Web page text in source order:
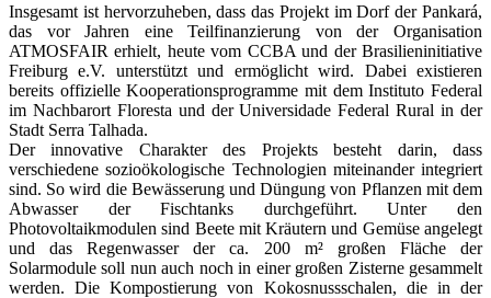
Insgesamt ist hervorzuheben, dass das Projekt im Dorf der Pankará,
das vor Jahren eine Teilfinanzierung von der Organisation
ATMOSFAIR erhielt, heute vom CCBA und der Brasilieninitiative
Freiburg e.V. unterstützt und ermöglicht wird. Dabei existieren
bereits offizielle Kooperationsprogramme mit dem Instituto Federal
im Nachbarort Floresta und der Universidade Federal Rural in der
Stadt Serra Talhada.
Der innovative Charakter des Projekts besteht darin, dass
verschiedene sozioökologische Technologien miteinander integriert
sind. So wird die Bewässerung und Düngung von Pflanzen mit dem
Abwasser der Fischtanks durchgeführt. Unter den
Photovoltaikmodulen sind Beete mit Kräutern und Gemüse angelegt
und das Regenwasser der ca. 200 m² großen Fläche der
Solarmodule soll nun auch noch in einer großen Zisterne gesammelt
werden. Die Kompostierung von Kokosnussschalen, die in der